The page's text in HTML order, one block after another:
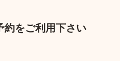
約をご利用下さい